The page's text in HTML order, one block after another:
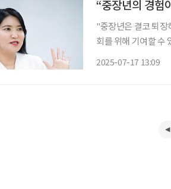
“중장년의 경험
"중장년은 결코 퇴장
회를 위해 기여할 수
2025-07-17 13:09